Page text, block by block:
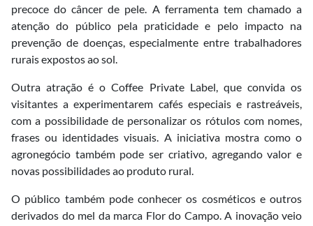
precoce do câncer de pele. A ferramenta tem chamado a
atenção do público pela praticidade e pelo impacto na
prevenção de doenças, especialmente entre trabalhadores
rurais expostos ao sol.
Outra atração é o Coffee Private Label, que convida os
visitantes a experimentarem cafés especiais e rastreáveis,
com a possibilidade de personalizar os rótulos com nomes,
frases ou identidades visuais. A iniciativa mostra como o
agronegócio também pode ser criativo, agregando valor e
novas possibilidades ao produto rural.
O público também pode conhecer os cosméticos e outros
derivados do mel da marca Flor do Campo. A inovação veio